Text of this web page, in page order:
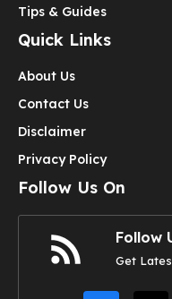
Tips & Guides
Quick Links
About Us
Contact Us
Disclaimer
Privacy Policy
Follow Us On
Follow
Get